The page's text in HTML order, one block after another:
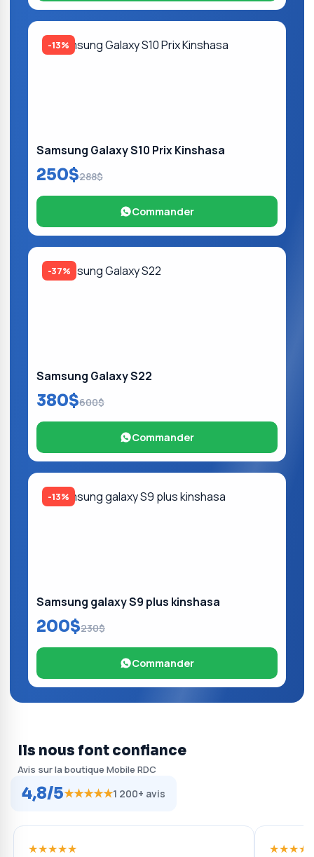
-13%
Samsung Galaxy S10 Prix Kinshasa
250$288$
Commander
-37%
Samsung Galaxy S22
380$600$
Commander
-13%
Samsung galaxy S9 plus kinshasa
200$230$
Commander
Ils nous font confiance
Avis sur la boutique Mobile RDC
4,8/5★★★★★1 200+ avis
★★★★★